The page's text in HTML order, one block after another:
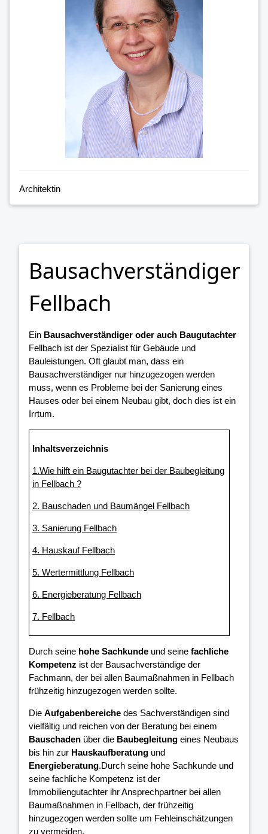
Architektin
Bausachverständiger
Fellbach
Ein Bausachverständiger oder auch Baugutachter
Fellbach ist der Spezialist für Gebäude und
Bauleistungen. Oft glaubt man, dass ein
Bausachverständiger nur hinzugezogen werden
muss, wenn es Probleme bei der Sanierung eines
Hauses oder bei einem Neubau gibt, doch dies ist ein
Irrtum.
Inhaltsverzeichnis
1.Wie hilft ein Baugutachter bei der Baubegleitung
in Fellbach ?
2. Bauschaden und Baumängel Fellbach
3. Sanierung Fellbach
4. Hauskauf Fellbach
5. Wertermittlung Fellbach
6. Energieberatung Fellbach
7. Fellbach
Durch seine hohe Sachkunde und seine fachliche
Kompetenz ist der Bausachverständige der
Fachmann, der bei allen Baumaßnahmen in Fellbach
frühzeitig hinzugezogen werden sollte.
Die Aufgabenbereiche des Sachverständigen sind
vielfältig und reichen von der Beratung bei einem
Bauschaden über die Baubegleitung eines Neubaus
bis hin zur Hauskaufberatung und
Energieberatung.Durch seine hohe Sachkunde und
seine fachliche Kompetenz ist der
Immobiliengutachter ihr Ansprechpartner bei allen
Baumaßnahmen in Fellbach, der frühzeitig
hinzugezogen werden sollte um Fehleinschätzungen
zu vermeiden.